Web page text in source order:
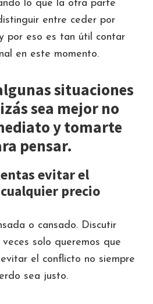
lo que la otra parte
entre ceder por
por eso es tan útil contar
en este momento.
situaciones
sea mejor no
y tomarte
pensar.
evitar el
precio
o cansado. Discutir
solo queremos que
el conflicto no siempre
sea justo.